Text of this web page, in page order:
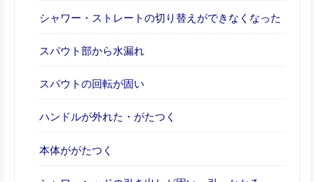
シャワー・ストレートの切り替えができなくなった
スパウト部から水漏れ
スパウトの回転が固い
ハンドルが外れた・がたつく
本体ががたつく